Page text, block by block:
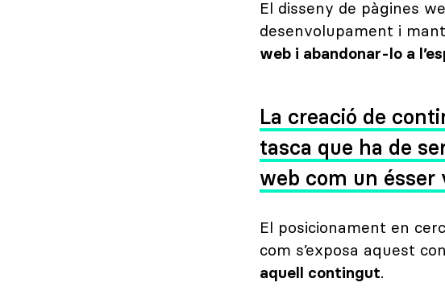
El disseny de pàgines
desenvolupament i
web i abandonar-lo a
La creació de
tasca que ha de
web com un ésser
El posicionament en
com s’exposa aquest
aquell contingut.